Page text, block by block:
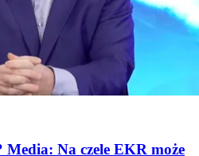
Na czele EKR może